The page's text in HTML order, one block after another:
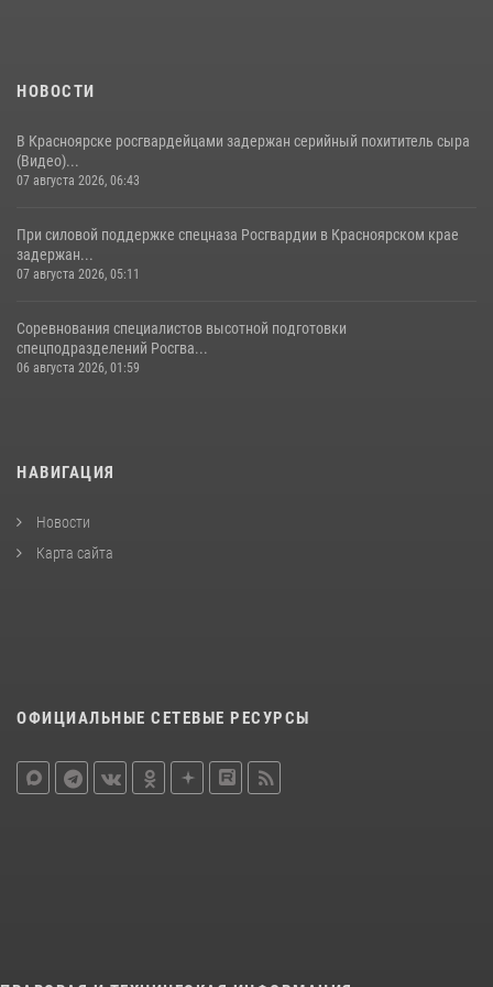
НОВОСТИ
В Красноярске росгвардейцами задержан серийный похититель сыра
(Видео)...
07 августа 2026, 06:43
При силовой поддержке спецназа Росгвардии в Красноярском крае
задержан...
07 августа 2026, 05:11
Соревнования специалистов высотной подготовки
спецподразделений Росгва...
06 августа 2026, 01:59
НАВИГАЦИЯ
Новости
Карта сайта
ОФИЦИАЛЬНЫЕ СЕТЕВЫЕ РЕСУРСЫ